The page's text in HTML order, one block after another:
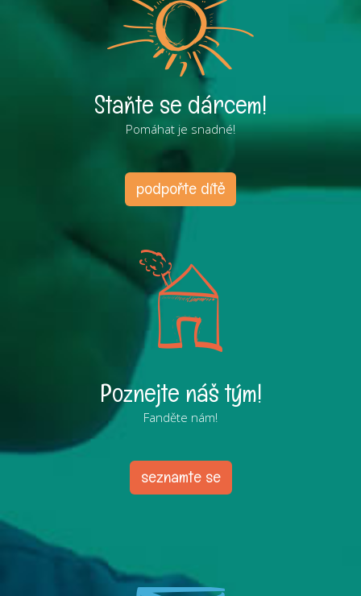
Staňte se dárcem!
Pomáhat je snadné!
podpořte dítě
Poznejte náš tým!
Fanděte nám!
seznamte se